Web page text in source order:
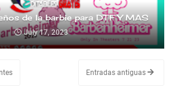
de la barbie para DTF Y MAS
July 17, 2023
Entradas antiguas